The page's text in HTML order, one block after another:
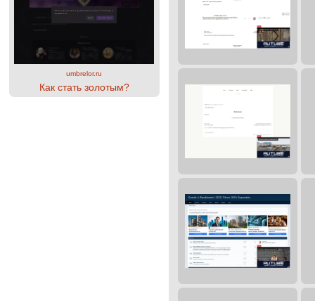
umbrelor.ru
Как стать золотым?